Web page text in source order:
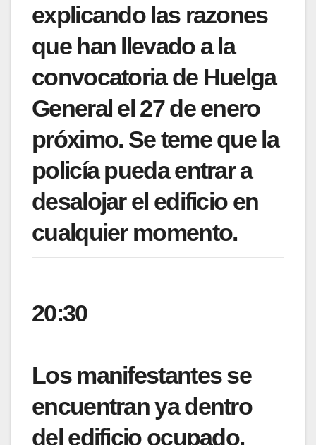
explicando las razones
que han llevado a la
convocatoria de Huelga
General el 27 de enero
próximo. Se teme que la
policía pueda entrar a
desalojar el edificio en
cualquier momento.
20:30
Los manifestantes se
encuentran ya dentro
del edificio ocupado.